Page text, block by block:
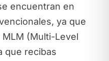
encuentran en
ya que
(Multi-Level
que recibas